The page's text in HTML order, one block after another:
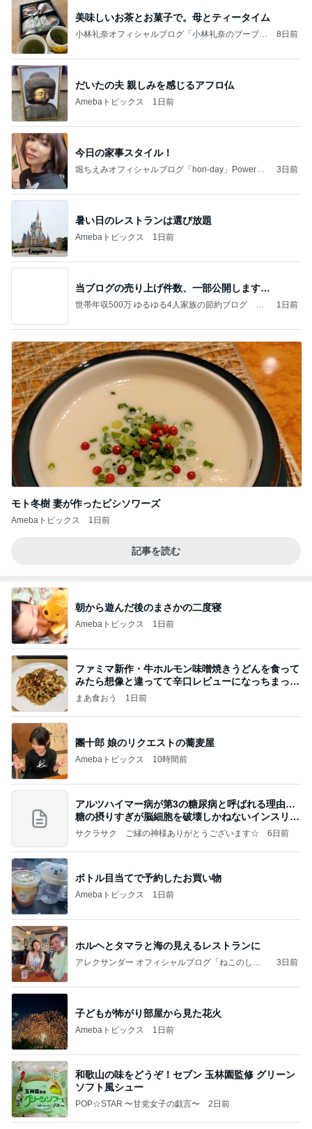
美味しいお茶とお菓子で。母とティータイム
小林礼奈オフィシャルブログ「小林礼奈のブーブー
8日前
だいたの夫 親しみを感じるアフロ仏
Amebaトピックス 1日前
今日の家事スタイル！
堀ちえみオフィシャルブログ「hori-day」Powered
3日前
暑い日のレストランは選び放題
Amebaトピックス 1日前
当ブログの売り上げ件数、一部公開します…
世帯年収500万 ゆるゆる4人家族の節約ブログ 〜
1日前
モト冬樹 妻が作ったビシソワーズ
Amebaトピックス 1日前
記事を読む
朝から遊んだ後のまさかの二度寝
Amebaトピックス 1日前
ファミマ新作・牛ホルモン味噌焼きうどんを食って
みたら想像と違ってて辛口レビューになっちまった
話
まあ食おう 1日前
團十郎 娘のリクエストの蕎麦屋
Amebaトピックス 10時間前
アルツハイマー病が第3の糖尿病と呼ばれる理由…
糖の摂りすぎが脳細胞を破壊しかねないインスリン
の恐
サクラサク ご縁の神様ありがとうございます☆ 6日前
ボトル目当てで予約したお買い物
Amebaトピックス 1日前
ホルヘとタマラと海の見えるレストランに
アレクサンダー オフィシャルブログ「ねこのしっ
3日前
子どもが怖がり部屋から見た花火
Amebaトピックス 1日前
和歌山の味をどうぞ！セブン 玉林園監修 グリーン
ソフト風シュー
POP☆STAR 〜甘党女子の戯言〜 2日前